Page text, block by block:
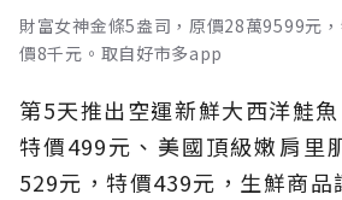
財富女神金條5盎司，原價28萬9599元
價8千元。取自好市多app
第5天推出空運新鮮大西洋鮭
特價499元、美國頂級嫩肩里
529元，特價439元，生鮮商品